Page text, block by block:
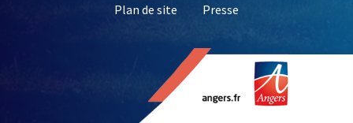
Plan de site
Presse